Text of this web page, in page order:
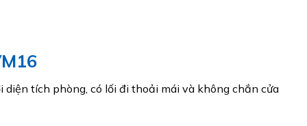
tích phòng, có lối đi thoải mái và không chắn cửa